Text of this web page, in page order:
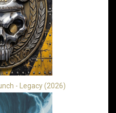
- Legacy (2026)